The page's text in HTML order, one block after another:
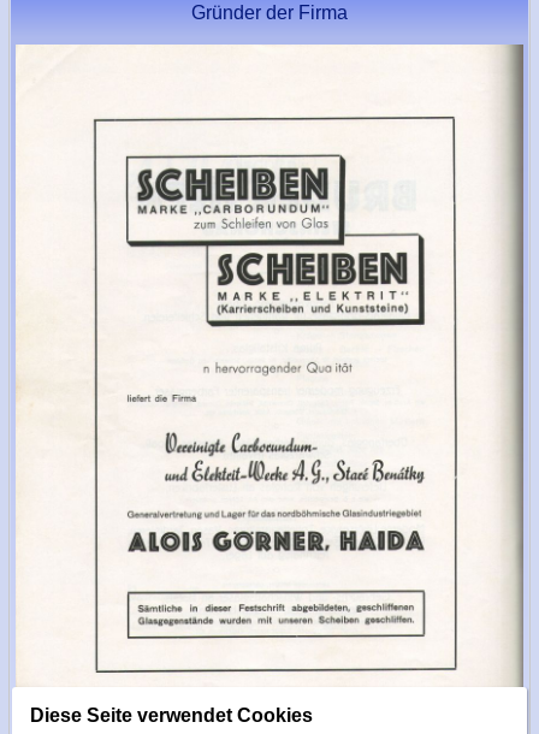
Gründer der Firma
Diese Seite verwendet Cookies